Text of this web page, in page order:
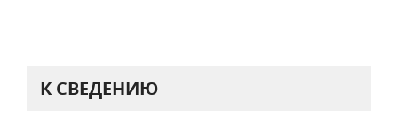
К СВЕДЕНИЮ